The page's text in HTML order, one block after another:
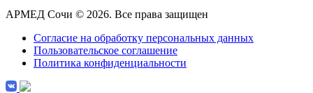
АРМЕД Сочи © 2026. Все права защищен
Согласие на обработку персональных данных
Пользовательское соглашение
Политика конфиденциальности